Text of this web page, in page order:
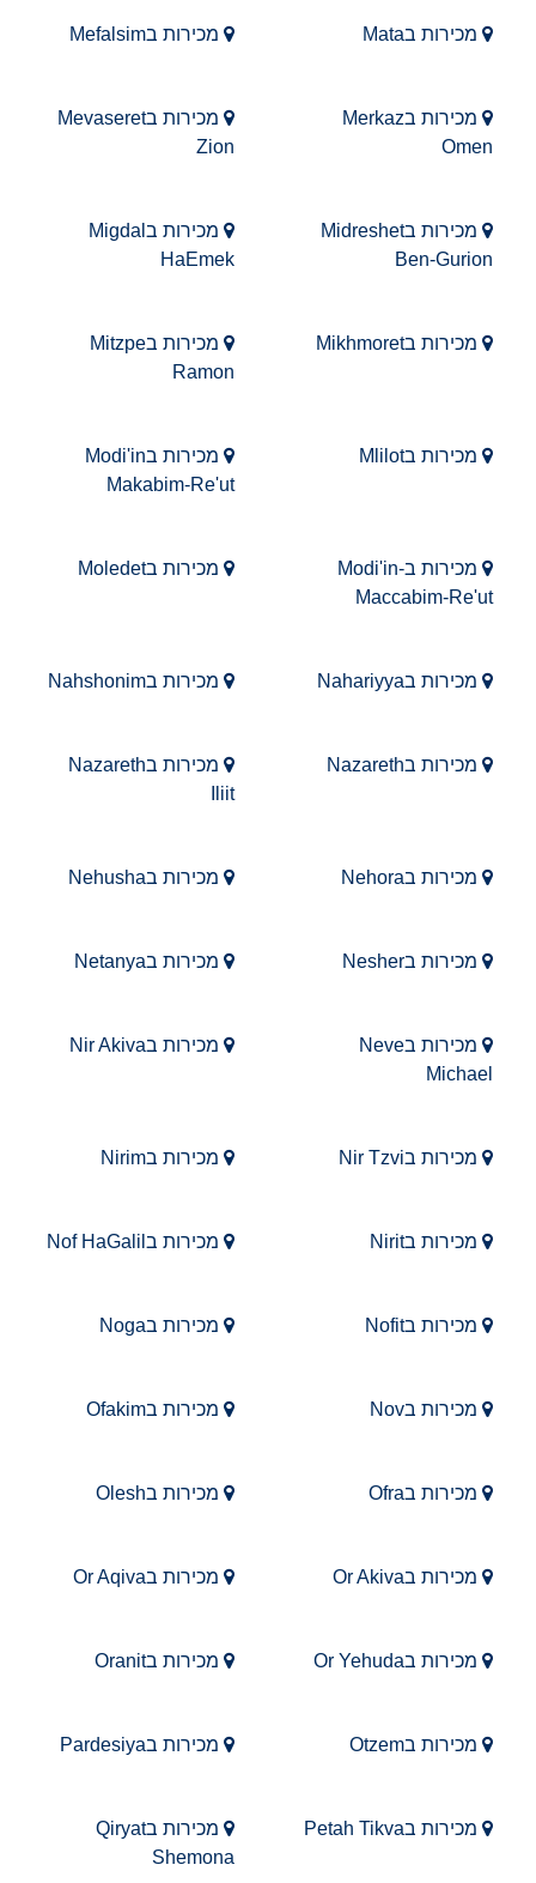
מכירות בMata מכירות בMefalsim
מכירות בMerkaz
Omen
מכירות בMevaseret
Zion
מכירות בMidreshet
Ben-Gurion
מכירות בMigdal
HaEmek
מכירות בMikhmoret
מכירות בMitzpe
Ramon
מכירות בMlilot
מכירות בModi'in
Makabim-Re'ut
מכירות בModi'in-
Maccabim-Re'ut
מכירות בMoledet
מכירות בNahariyya מכירות בNahshonim
מכירות בNazareth
מכירות בNazareth
Iliit
מכירות בNehora מכירות בNehusha
מכירות בNesher מכירות בNetanya
מכירות בNeve
Michael
מכירות בNir Akiva
מכירות בNir Tzvi מכירות בNirim
מכירות בNirit מכירות בNof HaGalil
מכירות בNofit מכירות בNoga
מכירות בNov מכירות בOfakim
מכירות בOfra מכירות בOlesh
מכירות בOr Akiva מכירות בOr Aqiva
מכירות בOr Yehuda מכירות בOranit
מכירות בOtzem מכירות בPardesiya
מכירות בPetah Tikva
מכירות בQiryat
Shemona